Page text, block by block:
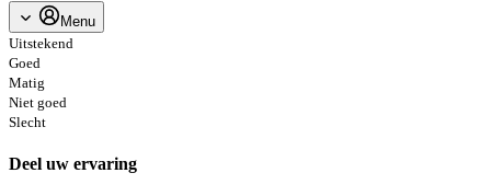
Menu
Uitstekend
Goed
Matig
Niet goed
Slecht
Deel uw ervaring